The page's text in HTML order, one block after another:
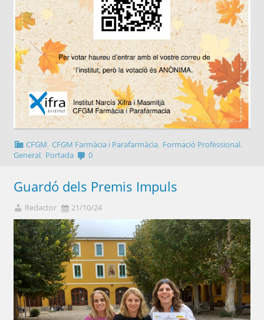
CFGM ,CFGM Farmàcia i Parafarmàcia Formació Professional
General, Portada 0
Guardó dels Premis Impuls
Redactor 21/10/24